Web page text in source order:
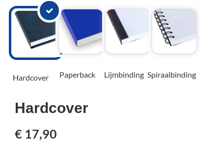
Hardcover Paperback Lijmbinding Spiraalbinding
Hardcover
€ 17,90